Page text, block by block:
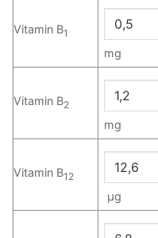
Vitamin B1
mg
Vitamin B2
mg
Vitamin B12
µg